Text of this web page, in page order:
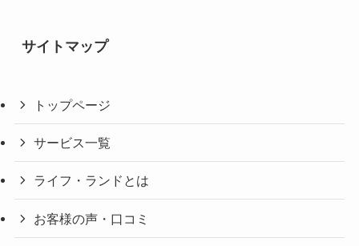
サイトマップ
トップページ
サービス一覧
ライフ・ランドとは
お客様の声・口コミ